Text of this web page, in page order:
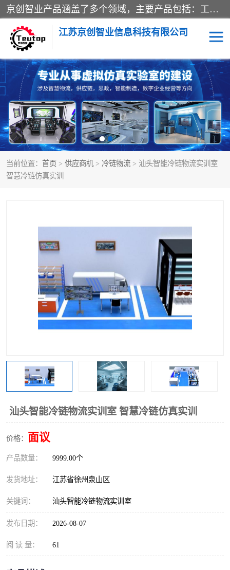
京创智业产品涵盖了多个领域，主要产品包括：工业4.0生产线解决方案，智慧物流综合实训室，教学设备与实验室建设，虚拟仿真实验室等。公司将秉持“创新、执着、诚信、共赢”的理念，以“将服务当作使命”为核心价值观，致力于为客户创造价值，与客户、合作伙伴和员工共同成长。
江苏京创智业信息科技有限公司
当前位置： 首页 > 供应商机 > 冷链物流 > 汕头智能冷链物流实训室
智慧冷链仿真实训
汕头智能冷链物流实训室 智慧冷链仿真实训
价格： 面议
产品数量： 9999.00个
发货地址： 江苏省徐州泉山区
关键词： 汕头智能冷链物流实训室
发布日期： 2026-08-07
阅 读 量： 61
VR物流实训 低碳供应链
生产系统仿真 冷链物流
供应链管理 思政
智慧零售实训 智能制造
工业工程实训室